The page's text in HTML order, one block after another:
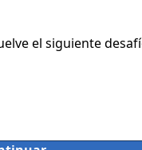
el siguiente